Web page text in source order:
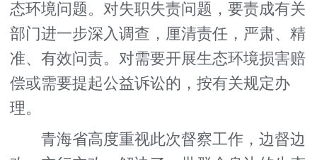
态环境问题。对失职失责问题，要责成有关
部门进一步深入调查，厘清责任，严肃、精
准、有效问责。对需要开展生态环境损害赔
偿或需要提起公益诉讼的，按有关规定办
理。
青海省高度重视此次督察工作，边督边